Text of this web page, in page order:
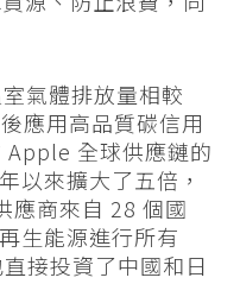
氣體排放量相較
應用高品質碳信用
Apple 全球供應鏈的
以來擴大了五倍，
應商來自 28 個國
生能源進行所有
接投資了中國和日